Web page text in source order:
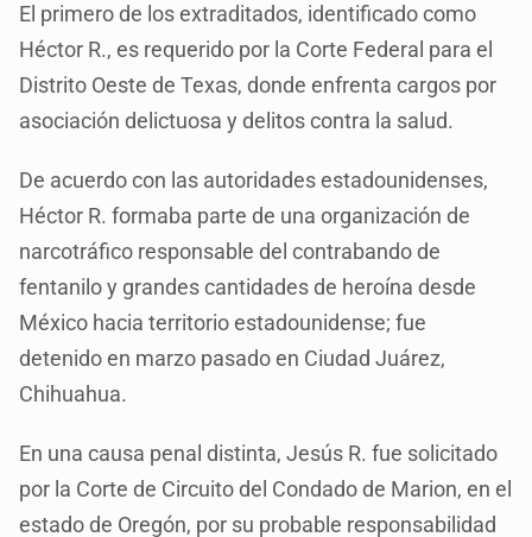
El primero de los extraditados, identificado como
Héctor R., es requerido por la Corte Federal para el
Distrito Oeste de Texas, donde enfrenta cargos por
asociación delictuosa y delitos contra la salud.
De acuerdo con las autoridades estadounidenses,
Héctor R. formaba parte de una organización de
narcotráfico responsable del contrabando de
fentanilo y grandes cantidades de heroína desde
México hacia territorio estadounidense; fue
detenido en marzo pasado en Ciudad Juárez,
Chihuahua.
En una causa penal distinta, Jesús R. fue solicitado
por la Corte de Circuito del Condado de Marion, en el
estado de Oregón, por su probable responsabilidad